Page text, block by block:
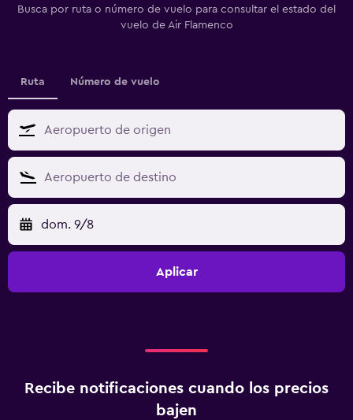
Busca por ruta o número de vuelo para consultar el estado del
vuelo de Air Flamenco
Ruta Número de vuelo
dom. 9/8
Aplicar
Recibe notificaciones cuando los precios
bajen